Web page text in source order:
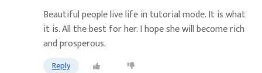
Beautiful people live life in tutorial mode. It is what
it is. All the best for her. I hope she will become rich
and prosperous.
Reply